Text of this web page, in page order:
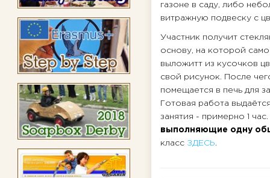
газоне в саду, либо
витражную подвеску с
Участник получит
основу, на которой
выложитт из кусочков
свой рисунок. После
помещается в печь для
Готовая работа
занятия - примерно 1 час.
выполняющие одну
класс ЗДЕСЬ.